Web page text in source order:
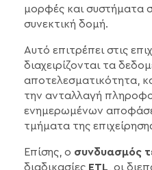
μορφές και συστήματα
συνεκτική δομή.
Αυτό επιτρέπει στις
διαχειρίζονται τα
αποτελεσματικότητα,
την ανταλλαγή
ενημερωμένων
τμήματα της
Επίσης, ο συνδυασμός
διαδικασίες ETL , οι